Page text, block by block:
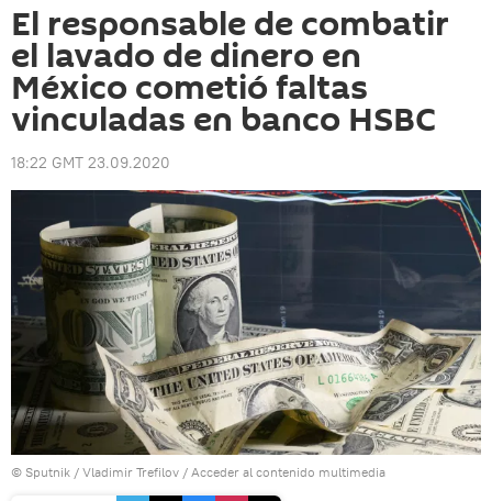
El responsable de combatir
el lavado de dinero en
México cometió faltas
vinculadas en banco HSBC
18:22 GMT 23.09.2020
© Sputnik / Vladimir Trefilov / Acceder al contenido multimedia